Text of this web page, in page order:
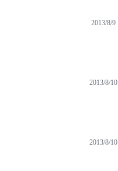
2013/8/9
2013/8/10
2013/8/10